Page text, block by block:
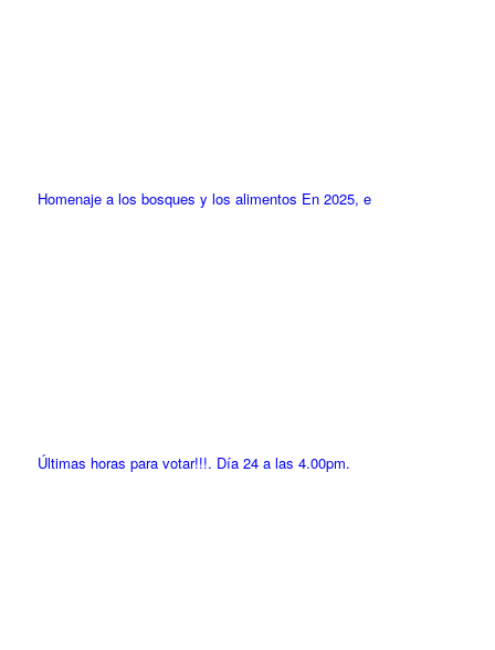
Homenaje a los bosques y los alimentos En 2025, e
Últimas horas para votar!!!. Día 24 a las 4.00pm.